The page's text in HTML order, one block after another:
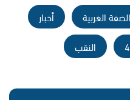
الضفة الغربية
أخبار
النقب